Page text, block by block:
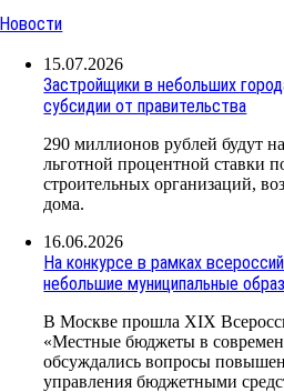
Новости
15.07.2026
Застройщики в небольших
субсидии от правительства
290 миллионов рублей будут
льготной процентной ставки
строительных организаций,
дома.
16.06.2026
На конкурсе в рамках
небольшие муниципальные
В Москве прошла XIX
«Местные бюджеты в
обсуждались вопросы
управления бюджетными